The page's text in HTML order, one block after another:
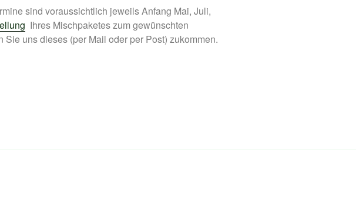
sind voraussichtlich jeweils Anfang Mai, Juli,
Ihres Mischpaketes zum gewünschten
uns dieses (per Mail oder per Post) zukommen.